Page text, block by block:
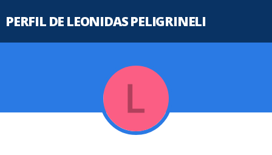
PERFIL DE LEONIDAS PELIGRINELI